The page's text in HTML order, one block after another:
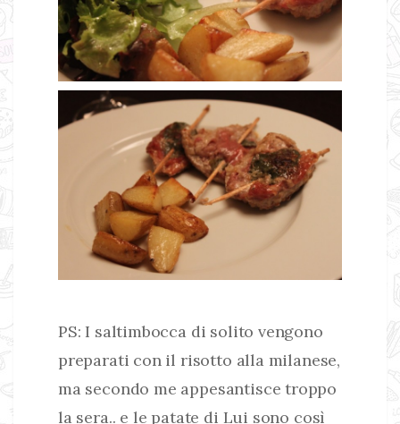
PS: I saltimbocca di solito vengono
preparati con il risotto alla milanese,
ma secondo me appesantisce troppo
la sera.. e le patate di Lui sono così